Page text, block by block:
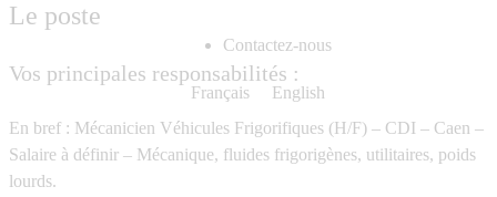
Contactez-nous
Français English
Le poste
Vos principales responsabilités :
En bref : Mécanicien Véhicules Frigorifiques (H/F) – CDI – Caen –
Salaire à définir – Mécanique, fluides frigorigènes, utilitaires, poids
lourds.